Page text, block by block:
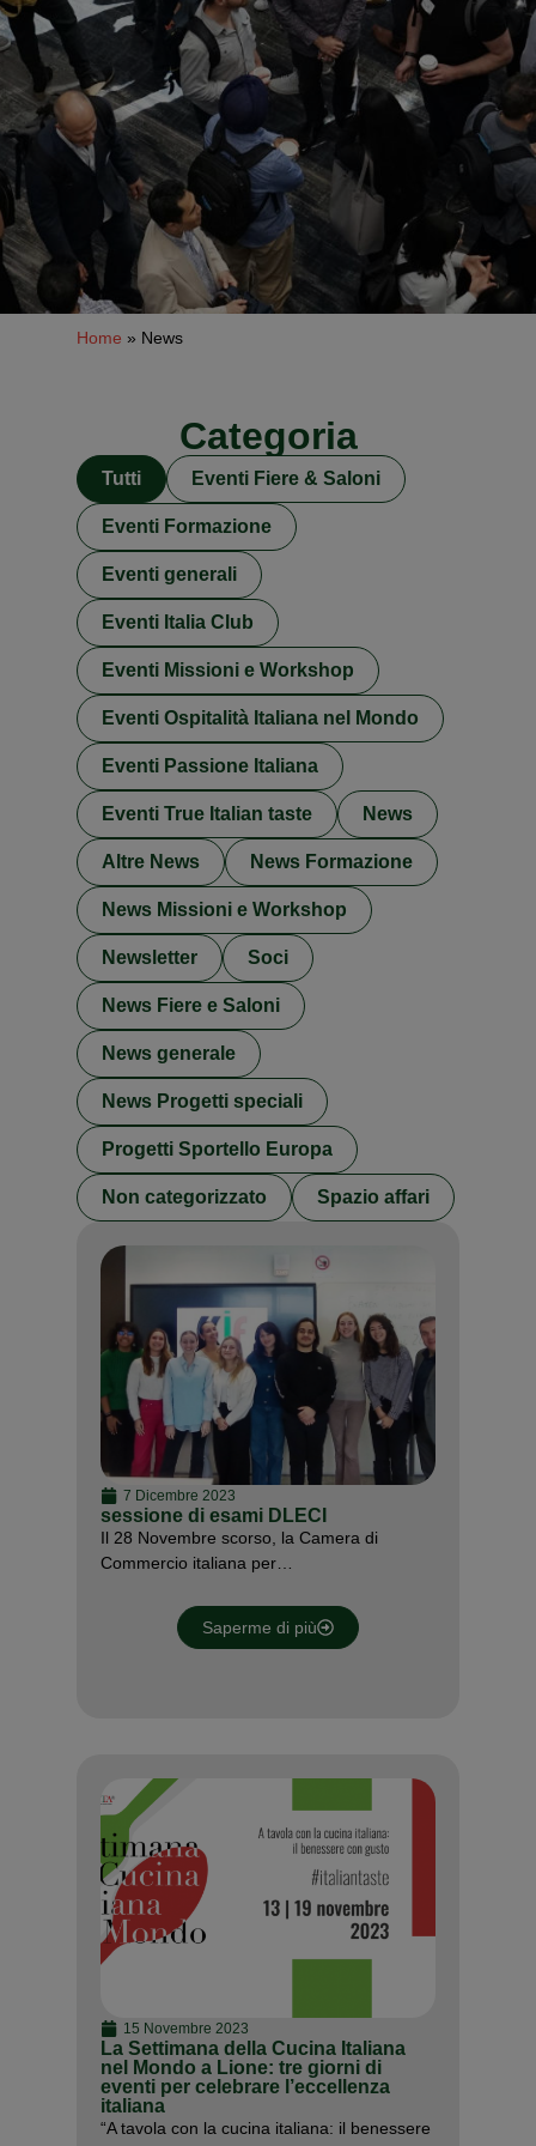
Home » News
Categoria
Eventi Fiere & Saloni
Eventi Formazione
Eventi generali
Eventi Italia Club
Eventi Missioni e Workshop
Eventi Ospitalità Italiana nel Mondo
Eventi Passione Italiana
Eventi True Italian taste News
Altre News News Formazione
News Missioni e Workshop
Newsletter Soci
News Fiere e Saloni
News generale
News Progetti speciali
Progetti Sportello Europa
Non categorizzato Spazio affari
Tutti
7 Dicembre 2023
sessione di esami DLECI
Il 28 Novembre scorso, la Camera di
Commercio italiana per…
Saperme di più
15 Novembre 2023
La Settimana della Cucina Italiana
nel Mondo a Lione: tre giorni di
eventi per celebrare l’eccellenza
italiana
“A tavola con la cucina italiana: il benessere